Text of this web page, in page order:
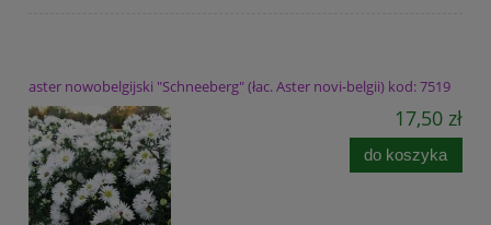
aster nowobelgijski "Schneeberg" (łac. Aster novi-belgii) kod: 7519
17,50 zł
do koszyka